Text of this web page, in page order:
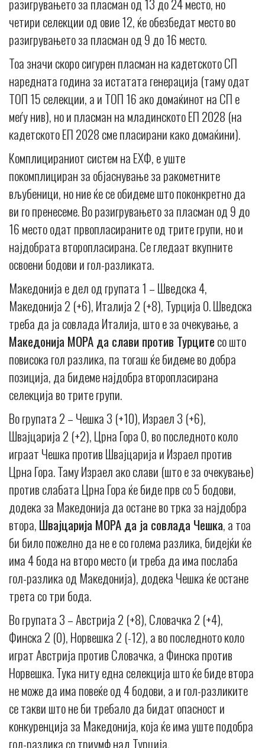
разигрувањето за пласман од 13 до 24 место, но
четири селекции од овие 12, ќе обезбедат место во
разигрувањето за пласман од 9 до 16 место.
Тоа значи скоро сигурен пласман на кадетското СП
наредната година за истатата генерација (таму одат
ТОП 15 селекции, а и ТОП 16 ако домаќинот на СП е
меѓу нив), но и пласман на младинското ЕП 2028 (на
кадетското ЕП 2028 сме пласирани како домаќини).
Комплицираниот систем на ЕХФ, е уште
покомплициран за објаснување за ракометните
вљубеници, но ние ќе се обидеме што поконкретно да
ви го пренесеме. Во разигрувањето за пласман од 9 до
16 место одат првопласираните од трите групи, но и
најдобрата второпласирана. Се гледаат вкупните
освоени бодови и гол-разликата.
Македонија е дел од групата 1 – Шведска 4,
Македонија 2 (+6), Италија 2 (+8), Турција 0. Шведска
треба да ја совлада Италија, што е за очекување, а
Македонија МОРА да слави против Турцитесо што
повисока гол разлика, па тогаш ќе бидеме во добра
позиција, да бидеме најдобра второпласирана
селекција во трите групи.
Во групата 2 – Чешка 3 (+10), Израел 3 (+6),
Швајцарија 2 (+2), Црна Гора 0, во последното коло
играат Чешка против Швајцарија и Израел против
Црна Гора. Таму Израел ако слави (што е за очекување)
против слабата Црна Гора ќе биде прв со 5 бодови,
додека за Македонија да остане во трка за најдобра
втора,Швајцарија МОРА да ја совлада Чешка, а тоа
би било пожелно да не е со голема разлика, бидејќи ќе
има 4 бода на второ место (и треба да има послаба
гол-разлика од Македонија), додека Чешка ќе остане
трета со три бода.
Во групата 3 – Австрија 2 (+8), Словачка 2 (+4),
Финска 2 (0), Норвешка 2 (-12), а во последното коло
играт Австрија против Словачка, а Финска против
Норвешка. Тука ниту една селекција што ќе биде втора
не може да има повеќе од 4 бодови, а и гол-разликите
се такви што не би требало да бидат опасност и
конкуренција за Македонија, која ќе има уште подобра
гол-разлика со триумф над Турција.